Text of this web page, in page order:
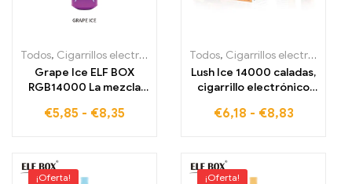
Todos, Cigarrillos electrónicos desechables ,Cigarrillos
Grape Ice ELF BOX
RGB14000 La mezcla
uva y tecnología RGB
€5,85 - €8,35
Todos, Cigarrillos electrónicos desechables
Lush Ice 14000 caladas,
cigarrillo electrónico
de frescura para tu
€6,18 - €8,83
¡Oferta! ¡Oferta!